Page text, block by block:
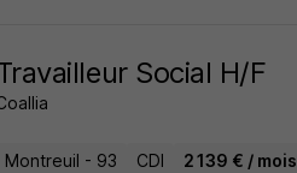
Social H/F
Montreuil - 93 CDI 2 139 € / mois